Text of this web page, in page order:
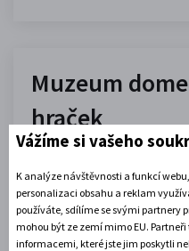
Muzeum
hraček
(platné od 1. 7. 2026 do
Zobrazit celou otevírací
Vážíme si vašeho
K analýze návštěvnosti a funkcí
personalizaci obsahu a reklam
používáte, sdílíme se svými partnery
mohou být ze zemí mimo EU.
informacemi, které jste jim poskytli